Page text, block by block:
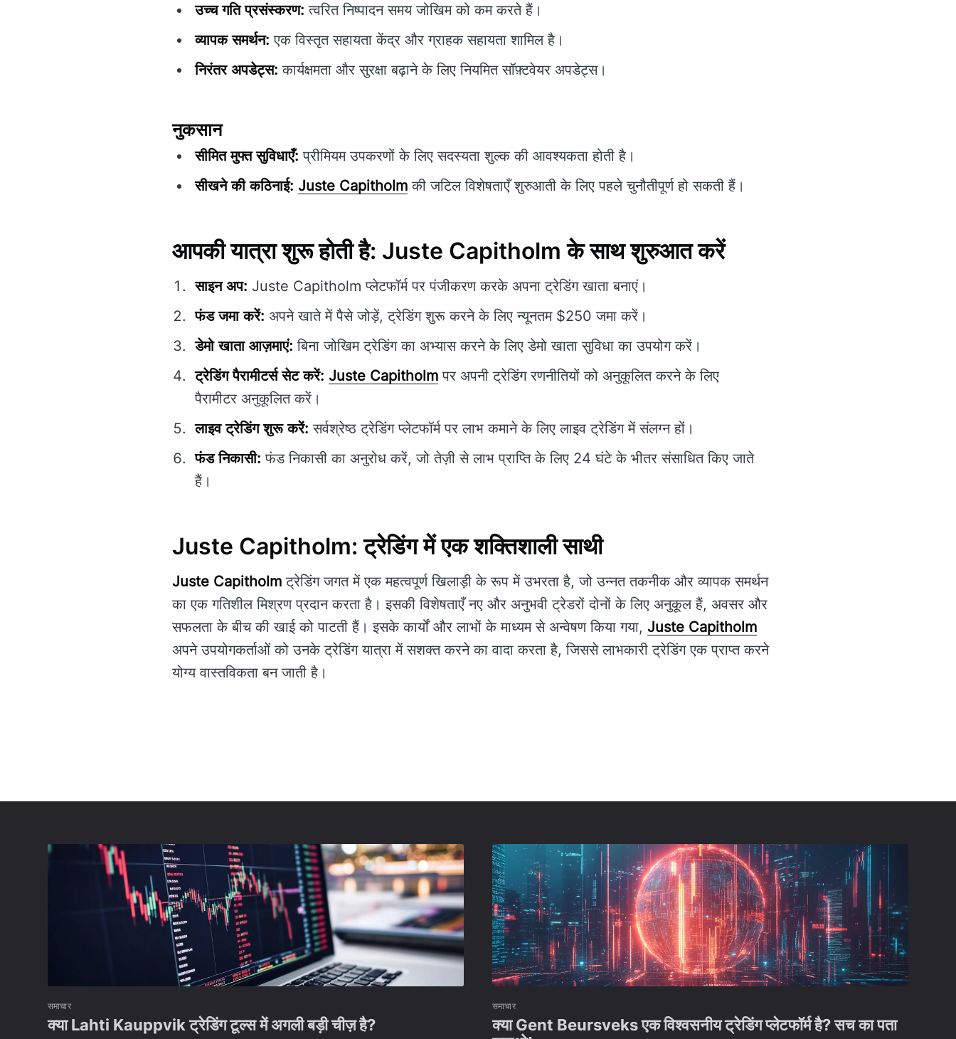
उच्च गति प्रसंस्करण: त्वरित निष्पादन समय जोखिम को कम करते हैं।
व्यापक समर्थन: एक विस्तृत सहायता केंद्र और ग्राहक सहायता शामिल है।
निरंतर अपडेट्स: कार्यक्षमता और सुरक्षा बढ़ाने के लिए नियमित सॉफ़्टवेयर अपडेट्स।
नुकसान
सीमित मुफ्त सुविधाएँ: प्रीमियम उपकरणों के लिए सदस्यता शुल्क की आवश्यकता होती है।
सीखने की कठिनाई: Juste Capitholm की जटिल विशेषताएँ शुरुआती के लिए पहले चुनौतीपूर्ण हो सकती हैं।
आपकी यात्रा शुरू होती है: Juste Capitholm के साथ शुरुआत करें
साइन अप: Juste Capitholm प्लेटफॉर्म पर पंजीकरण करके अपना ट्रेडिंग खाता बनाएं।
फंड जमा करें: अपने खाते में पैसे जोड़ें, ट्रेडिंग शुरू करने के लिए न्यूनतम $250 जमा करें।
डेमो खाता आज़माएं: बिना जोखिम ट्रेडिंग का अभ्यास करने के लिए डेमो खाता सुविधा का उपयोग करें।
ट्रेडिंग पैरामीटर्स सेट करें: Juste Capitholm पर अपनी ट्रेडिंग रणनीतियों को अनुकूलित करने के लिए
पैरामीटर अनुकूलित करें।
लाइव ट्रेडिंग शुरू करें: सर्वश्रेष्ठ ट्रेडिंग प्लेटफॉर्म पर लाभ कमाने के लिए लाइव ट्रेडिंग में संलग्न हों।
फंड निकासी: फंड निकासी का अनुरोध करें, जो तेज़ी से लाभ प्राप्ति के लिए 24 घंटे के भीतर संसाधित किए जाते
हैं।
Juste Capitholm: ट्रेडिंग में एक शक्तिशाली साथी
Juste Capitholm ट्रेडिंग जगत में एक महत्वपूर्ण खिलाड़ी के रूप में उभरता है, जो उन्नत तकनीक और व्यापक समर्थन
का एक गतिशील मिश्रण प्रदान करता है। इसकी विशेषताएँ नए और अनुभवी ट्रेडरों दोनों के लिए अनुकूल हैं, अवसर और
सफलता के बीच की खाई को पाटती हैं। इसके कार्यों और लाभों के माध्यम से अन्वेषण किया गया, Juste Capitholm
अपने उपयोगकर्ताओं को उनके ट्रेडिंग यात्रा में सशक्त करने का वादा करता है, जिससे लाभकारी ट्रेडिंग एक प्राप्त करने
योग्य वास्तविकता बन जाती है।
समाचार
क्या Lahti Kauppvik ट्रेडिंग टूल्स में अगली बड़ी चीज़ है?
समाचार
क्या Gent Beursveks एक विश्वसनीय ट्रेडिंग प्लेटफॉर्म है? सच का पता